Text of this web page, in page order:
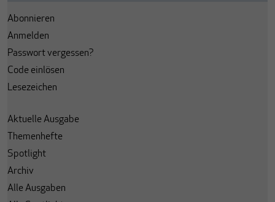
Abonnieren
Anmelden
Passwort vergessen?
Code einlösen
Lesezeichen
Aktuelle Ausgabe
Themenhefte
Spotlight
Archiv
Alle Ausgaben